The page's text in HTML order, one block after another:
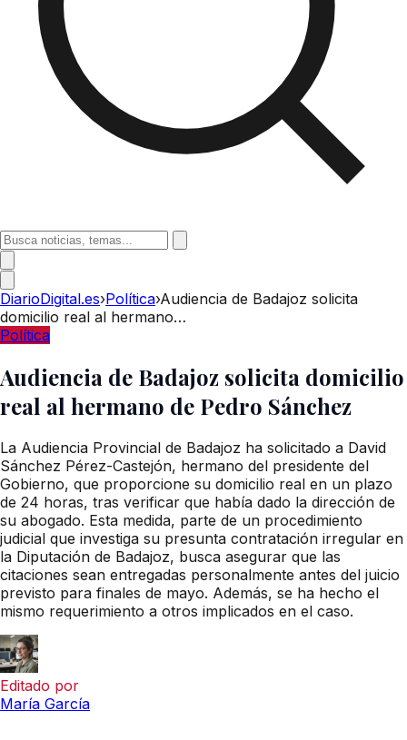
DiarioDigital.es›Política›Audiencia de Badajoz solicita
domicilio real al hermano…
Política
Audiencia de Badajoz solicita domicilio
real al hermano de Pedro Sánchez
La Audiencia Provincial de Badajoz ha solicitado a David
Sánchez Pérez-Castejón, hermano del presidente del
Gobierno, que proporcione su domicilio real en un plazo
de 24 horas, tras verificar que había dado la dirección de
su abogado. Esta medida, parte de un procedimiento
judicial que investiga su presunta contratación irregular en
la Diputación de Badajoz, busca asegurar que las
citaciones sean entregadas personalmente antes del juicio
previsto para finales de mayo. Además, se ha hecho el
mismo requerimiento a otros implicados en el caso.
Editado por
María García